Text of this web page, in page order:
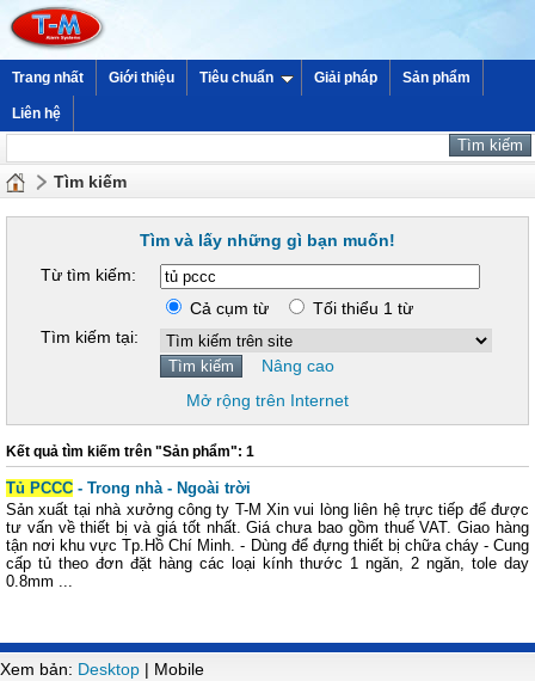
Trang nhất Giới thiệu Tiêu chuẩn Giải pháp Sản phẩm
Liên hệ
Tìm kiếm
Tìm và lấy những gì bạn muốn!
Từ tìm kiếm:
Cả cụm từ
Tối thiểu 1 từ
Tìm kiếm tại:
Nâng cao
Mở rộng trên Internet
Kết quả tìm kiếm trên "Sản phẩm": 1
Tủ PCCC - Trong nhà - Ngoài trời
Sản xuất tại nhà xưởng công ty T-M Xin vui lòng liên hệ trực tiếp để được
tư vấn về thiết bị và giá tốt nhất. Giá chưa bao gồm thuế VAT. Giao hàng
tận nơi khu vực Tp.Hồ Chí Minh. - Dùng để đựng thiết bị chữa cháy - Cung
cấp tủ theo đơn đặt hàng các loại kính thước 1 ngăn, 2 ngăn, tole day
0.8mm ...
Xem bản: Desktop | Mobile